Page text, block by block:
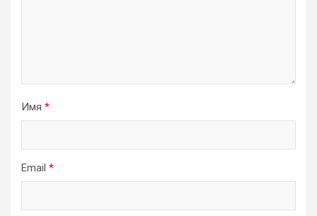
Имя *
Email *